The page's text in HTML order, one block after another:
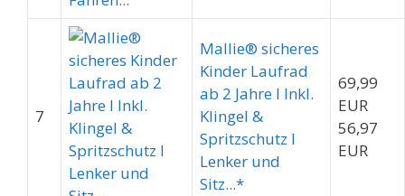
7
Mallie® sicheres
Kinder Laufrad
ab 2 Jahre I Inkl.
Klingel &
Spritzschutz I
Lenker und
Sitz...*
69,99
EUR
56,97
EUR